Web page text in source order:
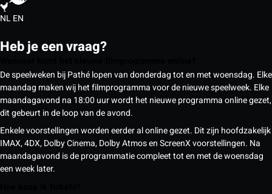
NLEN
Heb je een vraag?
De speelweken bij Pathé lopen van donderdag tot en met woensdag. Elke
maandag maken wij het filmprogramma voor de nieuwe speelweek. Elke
maandagavond na 18:00 uur wordt het nieuwe programma online gezet,
dit gebeurt in de loop van de avond.
Enkele voorstellingen worden eerder al online gezet. Dit zijn hoofdzakelijk
IMAX, 4DX, Dolby Cinema, Dolby Atmos en ScreenX voorstellingen. Na
maandagavond is de programmatie compleet tot en met de woensdag
een week later.